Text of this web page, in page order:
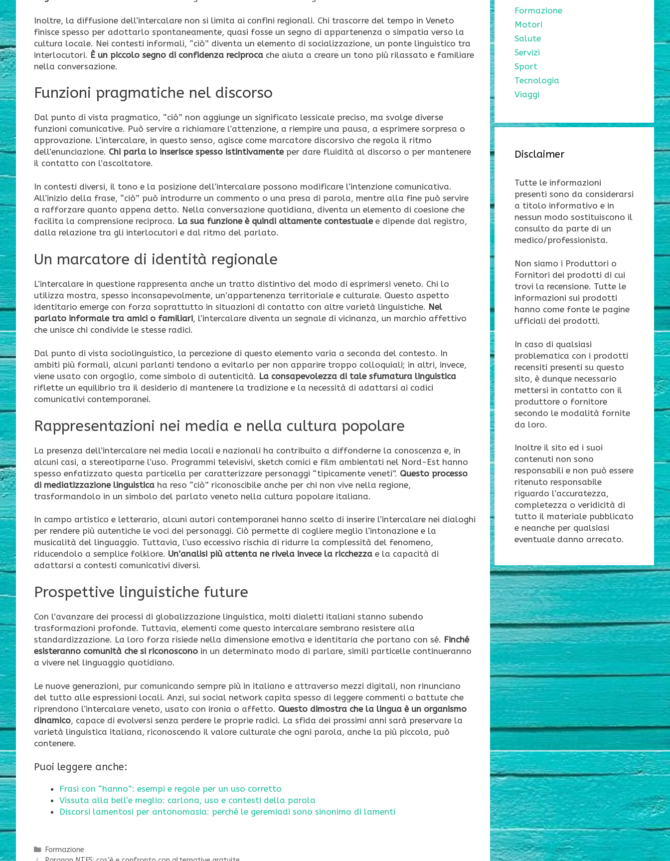
Inoltre, la diffusione dell’intercalare non si limita ai confini regionali. Chi trascorre del tempo in Veneto
finisce spesso per adottarlo spontaneamente, quasi fosse un segno di appartenenza o simpatia verso la
cultura locale. Nei contesti informali, “ciò” diventa un elemento di socializzazione, un ponte linguistico tra
interlocutori. È un piccolo segno di confidenza reciproca che aiuta a creare un tono più rilassato e familiare
nella conversazione.
Funzioni pragmatiche nel discorso
Dal punto di vista pragmatico, “ciò” non aggiunge un significato lessicale preciso, ma svolge diverse
funzioni comunicative. Può servire a richiamare l’attenzione, a riempire una pausa, a esprimere sorpresa o
approvazione. L’intercalare, in questo senso, agisce come marcatore discorsivo che regola il ritmo
dell’enunciazione. Chi parla lo inserisce spesso istintivamenteper dare fluidità al discorso o per mantenere
il contatto con l’ascoltatore.
In contesti diversi, il tono e la posizione dell’intercalare possono modificare l’intenzione comunicativa.
All’inizio della frase, “ciò” può introdurre un commento o una presa di parola, mentre alla fine può servire
a rafforzare quanto appena detto. Nella conversazione quotidiana, diventa un elemento di coesione che
facilita la comprensione reciproca. La sua funzione è quindi altamente contestualee dipende dal registro,
dalla relazione tra gli interlocutori e dal ritmo del parlato.
Un marcatore di identità regionale
L’intercalare in questione rappresenta anche un tratto distintivo del modo di esprimersi veneto. Chi lo
utilizza mostra, spesso inconsapevolmente, un’appartenenza territoriale e culturale. Questo aspetto
identitario emerge con forza soprattutto in situazioni di contatto con altre varietà linguistiche. Nel
parlato informale tra amici o familiari, l’intercalare diventa un segnale di vicinanza, un marchio affettivo
che unisce chi condivide le stesse radici.
Dal punto di vista sociolinguistico, la percezione di questo elemento varia a seconda del contesto. In
ambiti più formali, alcuni parlanti tendono a evitarlo per non apparire troppo colloquiali; in altri, invece,
viene usato con orgoglio, come simbolo di autenticità. La consapevolezza di tale sfumatura linguistica
riflette un equilibrio tra il desiderio di mantenere la tradizione e la necessità di adattarsi ai codici
comunicativi contemporanei.
Rappresentazioni nei media e nella cultura popolare
La presenza dell’intercalare nei media locali e nazionali ha contribuito a diffonderne la conoscenza e, in
alcuni casi, a stereotiparne l’uso. Programmi televisivi, sketch comici e film ambientati nel Nord-Est hanno
spesso enfatizzato questa particella per caratterizzare personaggi “tipicamente veneti”. Questo processo
di mediatizzazione linguistica ha reso “ciò” riconoscibile anche per chi non vive nella regione,
trasformandolo in un simbolo del parlato veneto nella cultura popolare italiana.
In campo artistico e letterario, alcuni autori contemporanei hanno scelto di inserire l’intercalare nei dialoghi
per rendere più autentiche le voci dei personaggi. Ciò permette di cogliere meglio l’intonazione e la
musicalità del linguaggio. Tuttavia, l’uso eccessivo rischia di ridurre la complessità del fenomeno,
riducendolo a semplice folklore. Un’analisi più attenta ne rivela invece la ricchezza e la capacità di
adattarsi a contesti comunicativi diversi.
Prospettive linguistiche future
Con l’avanzare dei processi di globalizzazione linguistica, molti dialetti italiani stanno subendo
trasformazioni profonde. Tuttavia, elementi come questo intercalare sembrano resistere alla
standardizzazione. La loro forza risiede nella dimensione emotiva e identitaria che portano con sé. Finché
esisteranno comunità che si riconoscono in un determinato modo di parlare, simili particelle continueranno
a vivere nel linguaggio quotidiano.
Le nuove generazioni, pur comunicando sempre più in italiano e attraverso mezzi digitali, non rinunciano
del tutto alle espressioni locali. Anzi, sui social network capita spesso di leggere commenti o battute che
riprendono l’intercalare veneto, usato con ironia o affetto. Questo dimostra che la lingua è un organismo
dinamico, capace di evolversi senza perdere le proprie radici. La sfida dei prossimi anni sarà preservare la
varietà linguistica italiana, riconoscendo il valore culturale che ogni parola, anche la più piccola, può
contenere.
Puoi leggere anche:
Frasi con “hanno”: esempi e regole per un uso corretto
Vissuta alla bell’e meglio: carlona, uso e contesti della parola
Discorsi lamentosi per antonomasia: perché le geremiadi sono sinonimo di lamenti
Categorie
Formazione
Formazione
Motori
Salute
Servizi
Sport
Tecnologia
Viaggi
Disclaimer
Tutte le informazioni
presenti sono da considerarsi
a titolo informativo e in
nessun modo sostituiscono il
consulto da parte di un
medico/professionista.
Non siamo i Produttori o
Fornitori dei prodotti di cui
trovi la recensione. Tutte le
informazioni sui prodotti
hanno come fonte le pagine
ufficiali dei prodotti.
In caso di qualsiasi
problematica con i prodotti
recensiti presenti su questo
sito, è dunque necessario
mettersi in contatto con il
produttore o fornitore
secondo le modalità fornite
da loro.
Inoltre il sito ed i suoi
contenuti non sono
responsabili e non può essere
ritenuto responsabile
riguardo l’accuratezza,
completezza o veridicità di
tutto il materiale pubblicato
e neanche per qualsiasi
eventuale danno arrecato.